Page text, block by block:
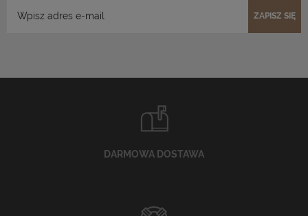
ZAPISZ SIĘ
DARMOWA DOSTAWA